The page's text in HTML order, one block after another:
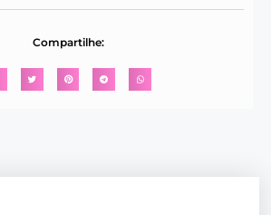
Compartilhe: